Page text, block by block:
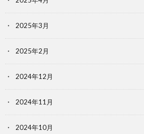
2025年3月
2025年2月
2024年12月
2024年11月
2024年10月